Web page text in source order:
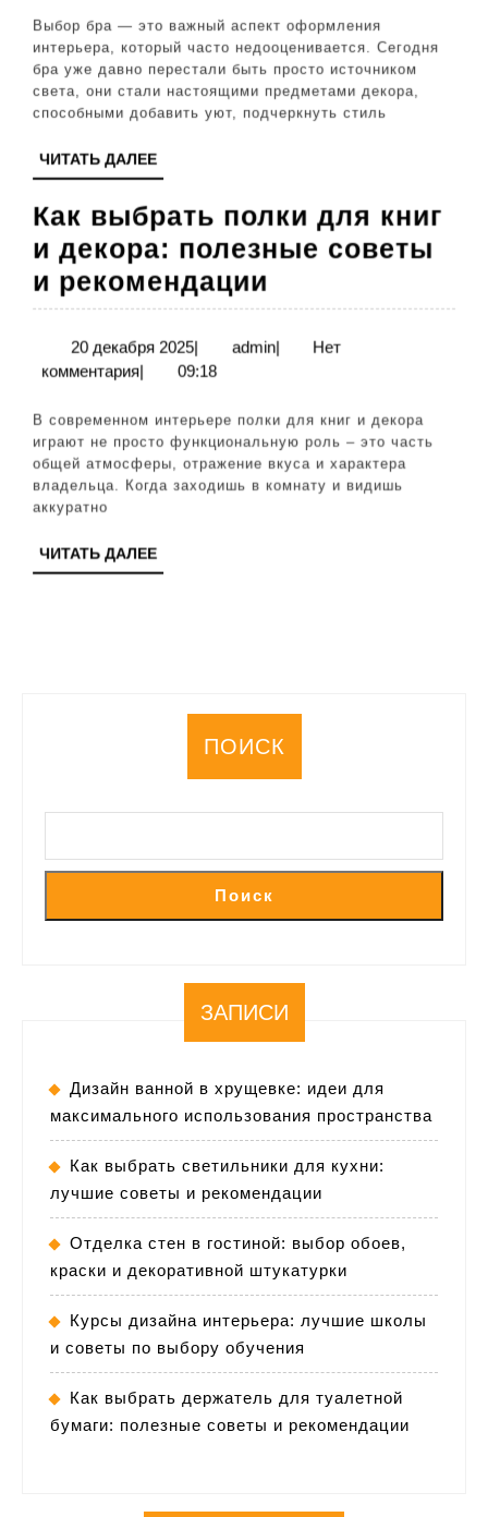
советы
и
по
Выбор бра — это важный аспект оформления
интерьера, который часто недооценивается. Сегодня
бра уже давно перестали быть просто источником
света, они стали настоящими предметами декора,
способными добавить уют, подчеркнуть стиль
ЧИТАТЬ ДАЛЕЕЧИТАТЬ
ДАЛЕЕ
Как выбрать полки для книг
и декора: полезные советы
и рекомендации
выбрать
полки
книг
и
декора:
20 декабря 202520
декабря
| adminadmin
|
Нет
комментария| 09:18
В современном интерьере полки для книг и декора
играют не просто функциональную роль – это часть
общей атмосферы, отражение вкуса и характера
владельца. Когда заходишь в комнату и видишь
аккуратно
ЧИТАТЬ ДАЛЕЕЧИТАТЬ
ДАЛЕЕ
ПОИСК
Поиск
ЗАПИСИ
Дизайн ванной в хрущевке: идеи для
максимального использования пространства
Как выбрать светильники для кухни:
лучшие советы и рекомендации
Отделка стен в гостиной: выбор обоев,
краски и декоративной штукатурки
Курсы дизайна интерьера: лучшие школы
и советы по выбору обучения
Как выбрать держатель для туалетной
бумаги: полезные советы и рекомендации